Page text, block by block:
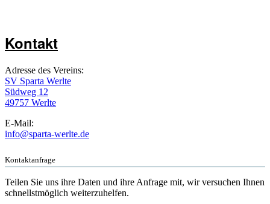
Kontakt
Adresse des Vereins:
SV Sparta Werlte
Südweg 12
49757 Werlte
E-Mail:
info@sparta-werlte.de
Kontaktanfrage
Teilen Sie uns ihre Daten und ihre Anfrage mit, wir versuchen Ihnen
schnellstmöglich weiterzuhelfen.